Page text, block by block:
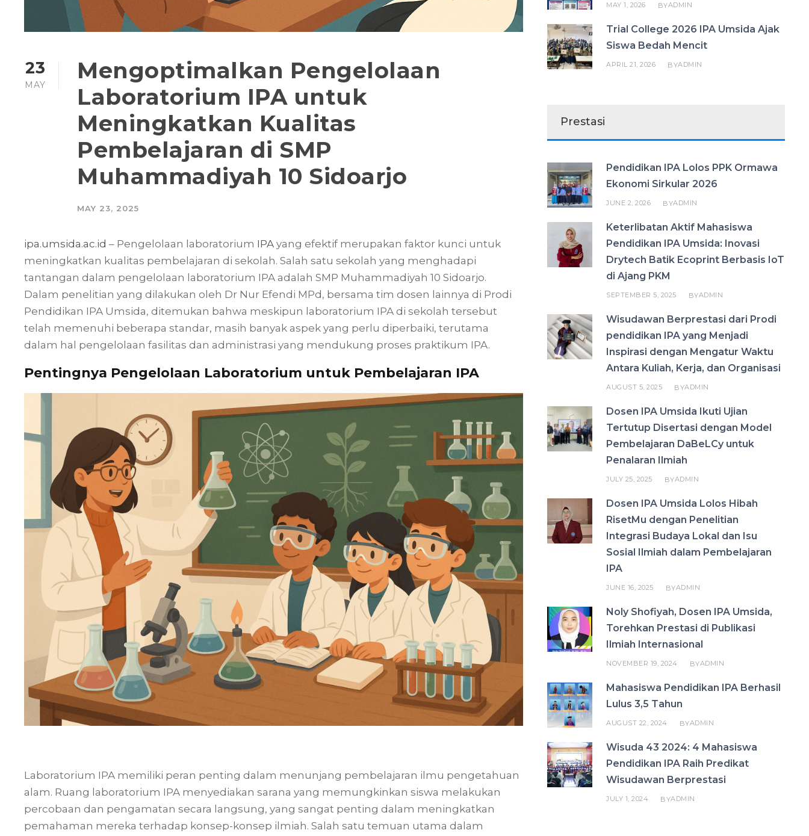
23
MAY
Mengoptimalkan Pengelolaan
Laboratorium IPA untuk
Meningkatkan Kualitas
Pembelajaran di SMP
Muhammadiyah 10 Sidoarjo
MAY 23, 2025
ipa.umsida.ac.id – Pengelolaan laboratorium IPA yang efektif merupakan faktor kunci untuk
meningkatkan kualitas pembelajaran di sekolah. Salah satu sekolah yang menghadapi
tantangan dalam pengelolaan laboratorium IPA adalah SMP Muhammadiyah 10 Sidoarjo.
Dalam penelitian yang dilakukan oleh Dr Nur Efendi MPd, bersama tim dosen lainnya di Prodi
Pendidikan IPA Umsida, ditemukan bahwa meskipun laboratorium IPA di sekolah tersebut
telah memenuhi beberapa standar, masih banyak aspek yang perlu diperbaiki, terutama
dalam hal pengelolaan fasilitas dan administrasi yang mendukung proses praktikum IPA.
Pentingnya Pengelolaan Laboratorium untuk Pembelajaran IPA
Laboratorium IPA memiliki peran penting dalam menunjang pembelajaran ilmu pengetahuan
alam. Ruang laboratorium IPA menyediakan sarana yang memungkinkan siswa melakukan
percobaan dan pengamatan secara langsung, yang sangat penting dalam meningkatkan
pemahaman mereka terhadap konsep-konsep ilmiah. Salah satu temuan utama dalam
MAY 1, 2026 BYADMIN
Trial College 2026 IPA Umsida Ajak
Siswa Bedah Mencit
APRIL 21, 2026 BYADMIN
Prestasi
Pendidikan IPA Lolos PPK Ormawa
Ekonomi Sirkular 2026
JUNE 2, 2026 BYADMIN
Keterlibatan Aktif Mahasiswa
Pendidikan IPA Umsida: Inovasi
Drytech Batik Ecoprint Berbasis IoT
di Ajang PKM
SEPTEMBER 5, 2025 BYADMIN
Wisudawan Berprestasi dari Prodi
pendidikan IPA yang Menjadi
Inspirasi dengan Mengatur Waktu
Antara Kuliah, Kerja, dan Organisasi
AUGUST 5, 2025 BYADMIN
Dosen IPA Umsida Ikuti Ujian
Tertutup Disertasi dengan Model
Pembelajaran DaBeLCy untuk
Penalaran Ilmiah
JULY 25, 2025 BYADMIN
Dosen IPA Umsida Lolos Hibah
RisetMu dengan Penelitian
Integrasi Budaya Lokal dan Isu
Sosial Ilmiah dalam Pembelajaran
IPA
JUNE 16, 2025 BYADMIN
Noly Shofiyah, Dosen IPA Umsida,
Torehkan Prestasi di Publikasi
Ilmiah Internasional
NOVEMBER 19, 2024 BYADMIN
Mahasiswa Pendidikan IPA Berhasil
Lulus 3,5 Tahun
AUGUST 22, 2024 BYADMIN
Wisuda 43 2024: 4 Mahasiswa
Pendidikan IPA Raih Predikat
Wisudawan Berprestasi
JULY 1, 2024 BYADMIN